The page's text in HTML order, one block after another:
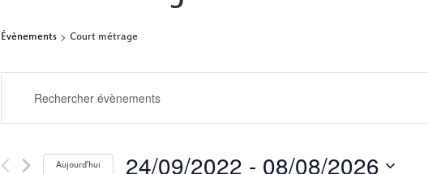
Évènements Court métrage
RECHERCHE
ET
NAVIGATION
Rechercher
Aujourd'hui 24/09/2022 - 08/08/2026